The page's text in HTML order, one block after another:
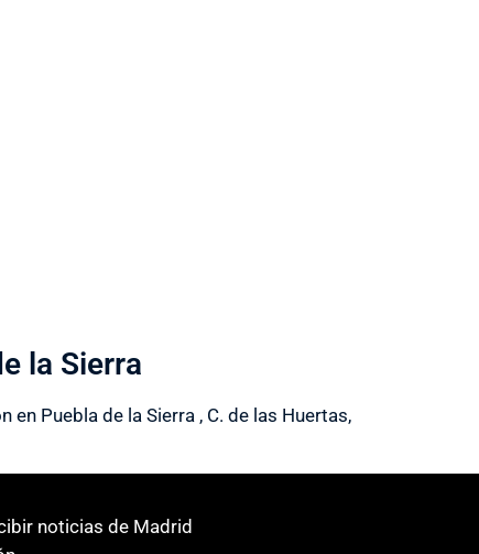
la Sierra
Puebla de la Sierra , C. de las Huertas,
noticias de Madrid